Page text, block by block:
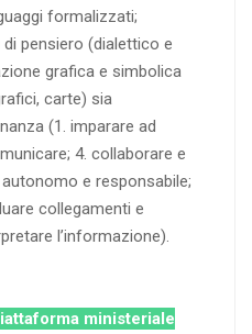
formalizzati;
pensiero (dialettico e
grafica e simbolica
carte) sia
(1. imparare ad
4. collaborare e
e responsabile;
collegamenti e
l’informazione).
ministeriale